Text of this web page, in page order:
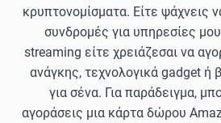
κρυπτονομίσματα. Είτε ψάχνεις
συνδρομές για υπηρεσίες
streaming είτε χρειάζεσαι να
ανάγκης, τεχνολογικά gadget ή
για σένα. Για παράδειγμα,
αγοράσεις μια κάρτα δώρου